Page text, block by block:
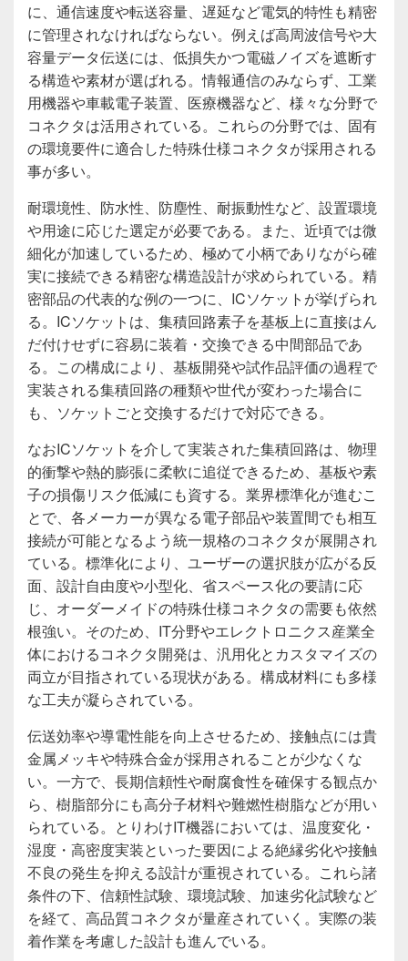
に、通信速度や転送容量、遅延など電気的特性も精密
に管理されなければならない。例えば高周波信号や大
容量データ伝送には、低損失かつ電磁ノイズを遮断す
る構造や素材が選ばれる。情報通信のみならず、工業
用機器や車載電子装置、医療機器など、様々な分野で
コネクタは活用されている。これらの分野では、固有
の環境要件に適合した特殊仕様コネクタが採用される
事が多い。
耐環境性、防水性、防塵性、耐振動性など、設置環境
や用途に応じた選定が必要である。また、近頃では微
細化が加速しているため、極めて小柄でありながら確
実に接続できる精密な構造設計が求められている。精
密部品の代表的な例の一つに、ICソケットが挙げられ
る。ICソケットは、集積回路素子を基板上に直接はん
だ付けせずに容易に装着・交換できる中間部品であ
る。この構成により、基板開発や試作品評価の過程で
実装される集積回路の種類や世代が変わった場合に
も、ソケットごと交換するだけで対応できる。
なおICソケットを介して実装された集積回路は、物理
的衝撃や熱的膨張に柔軟に追従できるため、基板や素
子の損傷リスク低減にも資する。業界標準化が進むこ
とで、各メーカーが異なる電子部品や装置間でも相互
接続が可能となるよう統一規格のコネクタが展開され
ている。標準化により、ユーザーの選択肢が広がる反
面、設計自由度や小型化、省スペース化の要請に応
じ、オーダーメイドの特殊仕様コネクタの需要も依然
根強い。そのため、IT分野やエレクトロニクス産業全
体におけるコネクタ開発は、汎用化とカスタマイズの
両立が目指されている現状がある。構成材料にも多様
な工夫が凝らされている。
伝送効率や導電性能を向上させるため、接触点には貴
金属メッキや特殊合金が採用されることが少なくな
い。一方で、長期信頼性や耐腐食性を確保する観点か
ら、樹脂部分にも高分子材料や難燃性樹脂などが用い
られている。とりわけIT機器においては、温度変化・
湿度・高密度実装といった要因による絶縁劣化や接触
不良の発生を抑える設計が重視されている。これら諸
条件の下、信頼性試験、環境試験、加速劣化試験など
を経て、高品質コネクタが量産されていく。実際の装
着作業を考慮した設計も進んでいる。